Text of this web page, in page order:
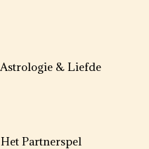
Astrologie & Liefde
Het Partnerspel